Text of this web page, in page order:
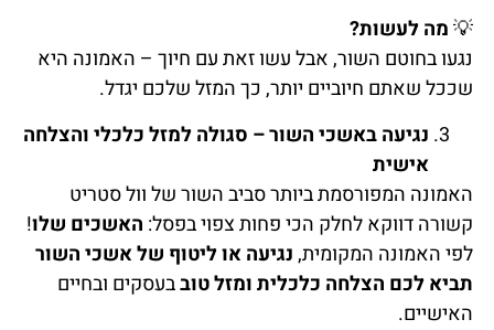
💡מה לעשות?
נגעו בחוטם השור, אבל עשו זאת עם חיוך – האמונה היא
שככל שאתם חיוביים יותר, כך המזל שלכם יגדל.
נגיעה באשכי השור – סגולה למזל כלכלי והצלחה
אישית
האמונה המפורסמת ביותר סביב השור של וול סטריט
קשורה דווקא לחלק הכי פחות צפוי בפסל: האשכים שלו!
לפי האמונה המקומית,נגיעה או ליטוף של אשכי השור
תביא לכם הצלחה כלכלית ומזל טובבעסקים ובחיים
האישיים.